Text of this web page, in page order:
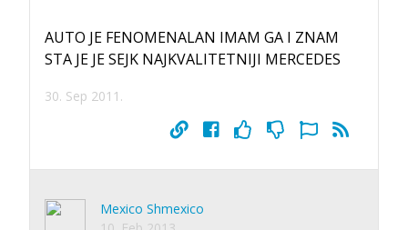
AUTO JE FENOMENALAN IMAM GA I ZNAM
STA JE JE SEJK NAJKVALITETNIJI MERCEDES
30. Sep 2011.
Mexico Shmexico